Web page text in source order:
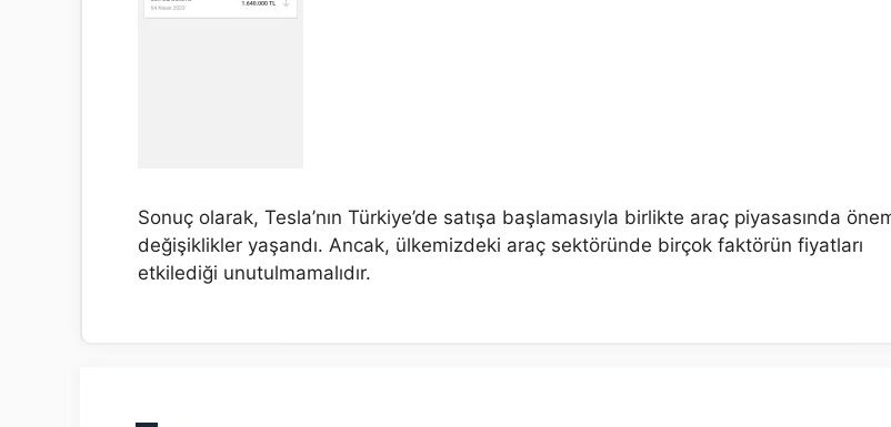
Sonuç olarak, Tesla’nın Türkiye’de satışa başlamasıyla birlikte araç piyasasında
değişiklikler yaşandı. Ancak, ülkemizdeki araç sektöründe birçok faktörün fiyatları
etkilediği unutulmamalıdır.